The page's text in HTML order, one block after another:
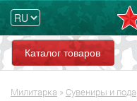
Каталог товаров
Милитарка » Сувениры и